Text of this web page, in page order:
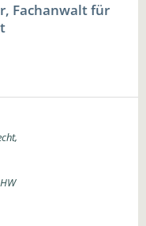
Fachanwalt für
,